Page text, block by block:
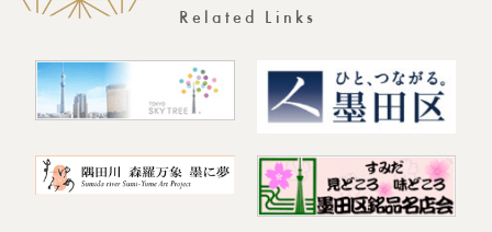
Related Links